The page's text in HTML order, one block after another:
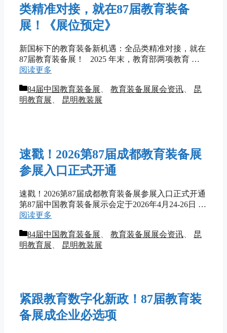
类精准对接，就在87届教育装备
展！《展位预定》
新国标下的教育装备新机遇：全品类精准对接，就在
87届教育装备展！ 2025 年末，教育部两项教育 …
阅读更多
分
类
84届中国教育装备展 教育装备展展会资讯
昆
明教育展
昆明教装展
速戳！2026第87届成都教育装备展
参展入口正式开通
速戳！2026第87届成都教育装备展参展入口正式开通
第87届中国教育装备展示会定于2026年4月24-26日 …
阅读更多
分
类
84届中国教育装备展 教育装备展展会资讯
昆
明教育展
昆明教装展
紧跟教育数字化新政！87届教育装
备展成企业必选项